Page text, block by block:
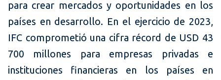
para crear mercados y oportunidades en los
países en desarrollo. En el ejercicio de 2023,
IFC comprometió una cifra récord de USD 43
700 millones para empresas privadas e
instituciones financieras en los países en